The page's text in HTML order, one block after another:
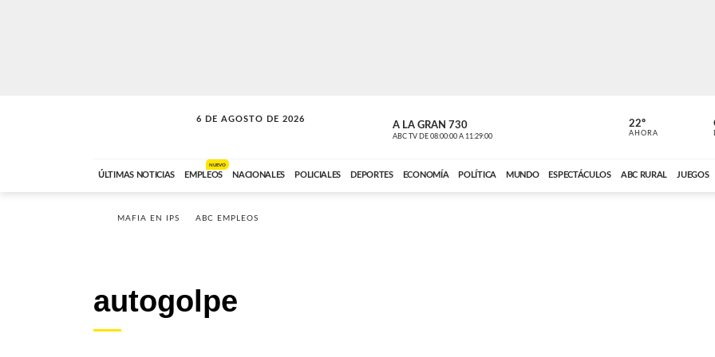
6 DE AGOSTO DE 2026
LA MOVIDA A LA GRAN 730
ABC TV DE 08:00:00 A 11:29:00
A LA GRAN
ABC CARDINAL
22º
AHORA
ÚLTIMAS NOTICIAS EMPLEOS
NUEVO
NACIONALES POLICIALES DEPORTES ECONOMÍA POLÍTICA MUNDO ESPECTÁCULOS ABC RURAL JUEGOS
MAFIA EN IPS ABC EMPLEOS
autogolpe